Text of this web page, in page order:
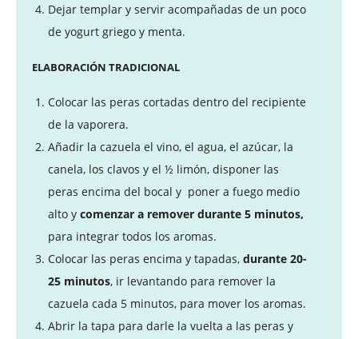
Dejar templar y servir acompañadas de un poco
de yogurt griego y menta.
ELABORACIÓN TRADICIONAL
Colocar las peras cortadas dentro del recipiente
de la vaporera.
Añadir la cazuela el vino, el agua, el azúcar, la
canela, los clavos y el ½ limón, disponer las
peras encima del bocal y poner a fuego medio
alto y comenzar a remover durante 5 minutos,
para integrar todos los aromas.
Colocar las peras encima y tapadas, durante 20-
25 minutos, ir levantando para remover la
cazuela cada 5 minutos, para mover los aromas.
Abrir la tapa para darle la vuelta a las peras y